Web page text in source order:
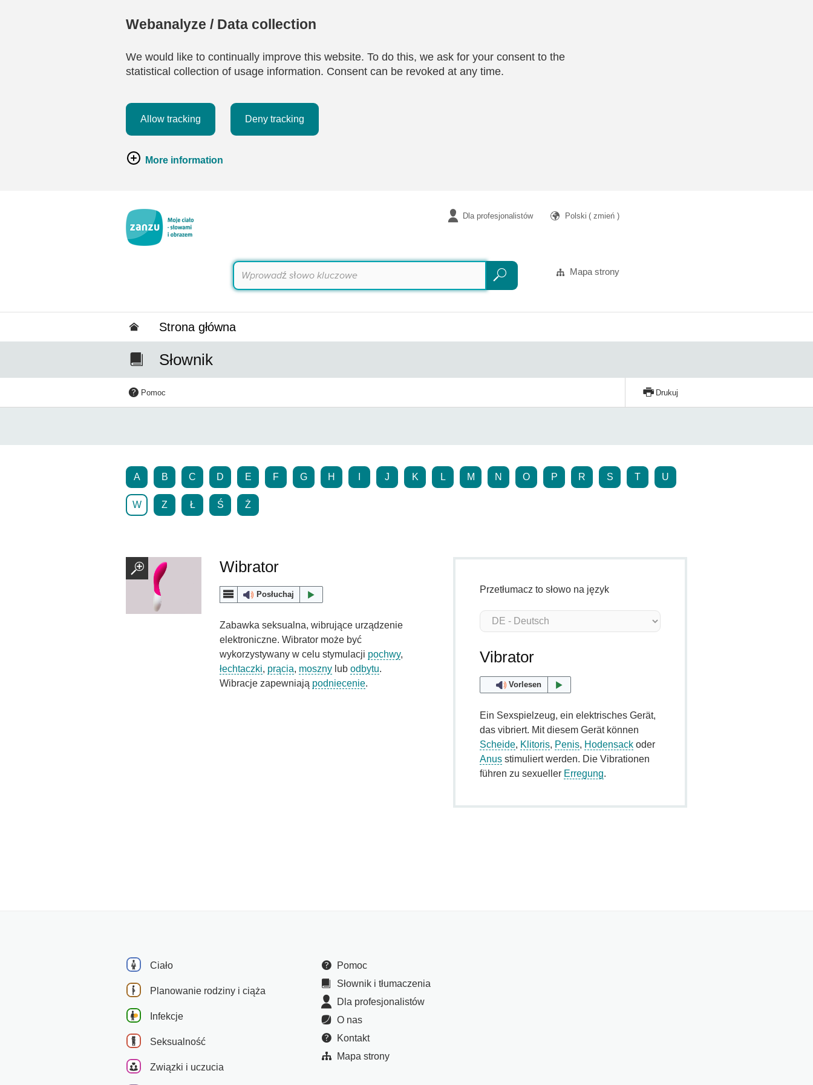
Webanalyze / Data collection
We would like to continually improve this website. To do this, we ask for your consent to the
statistical collection of usage information. Consent can be revoked at any time.
Allow tracking Deny tracking
More information
Dla profesjonalistów Polski ( zmień )
Szukaj
Szukaj
Mapa strony
Strona główna
Słownik
Pomoc Drukuj
A B C D E F G H J K L M N O P R S T U
W Z Ł Ś Ż
Wibrator
Posłuchaj
Zabawka seksualna, wibrujące urządzenie
elektroniczne. Wibrator może być
wykorzystywany w celu stymulacji pochwy,
łechtaczki, prącia, mosznylub odbytu.
Wibracje zapewniają podniecenie.
Przetłumacz to słowo na język
Vibrator
Vorlesen
Ein Sexspielzeug, ein elektrisches Gerät,
das vibriert. Mit diesem Gerät können
Scheide, Klitoris, Penis, Hodensack oder
Anus stimuliert werden. Die Vibrationen
führen zu sexueller Erregung.
Ciało
Planowanie rodziny i ciąża
Infekcje
Seksualność
Związki i uczucia
Pomoc
Słownik i tłumaczenia
Dla profesjonalistów
O nas
Kontakt
Mapa strony